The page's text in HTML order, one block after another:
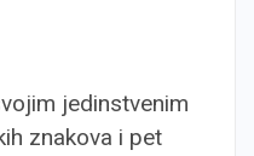
jedinstvenim
znakova i pet